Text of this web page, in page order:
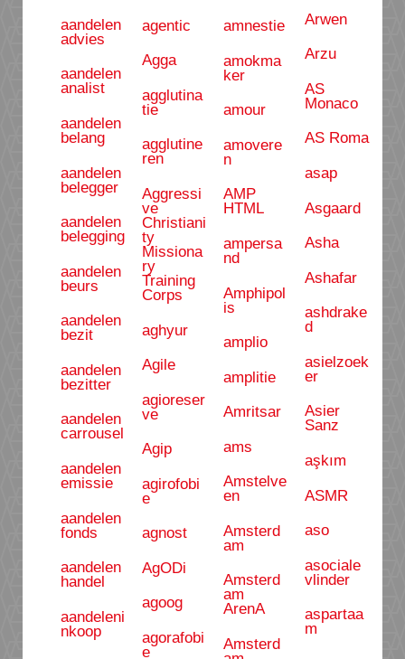
aandelen
advies
aandelen
analist
aandelen
belang
aandelen
belegger
aandelen
belegging
aandelen
beurs
aandelen
bezit
aandelen
bezitter
aandelen
carrousel
aandelen
emissie
aandelen
fonds
aandelen
handel
aandeleni
nkoop
agentic
Agga
agglutina
tie
agglutine
ren
Aggressi
ve
Christiani
ty
Missiona
ry
Training
Corps
aghyur
Agile
agioreser
ve
Agip
agirofobi
e
agnost
AgODi
agoog
agorafobi
e
amnestie
amokma
ker
amour
amovere
n
AMP
HTML
ampersa
nd
Amphipol
is
amplio
amplitie
Amritsar
ams
Amstelve
en
Amsterd
am
Amsterd
am
ArenA
Amsterd
Arwen
Arzu
AS
Monaco
AS Roma
asap
Asgaard
Asha
Ashafar
ashdrake
d
asielzoek
er
Asier
Sanz
aşkım
ASMR
aso
asociale
vlinder
aspartaa
m